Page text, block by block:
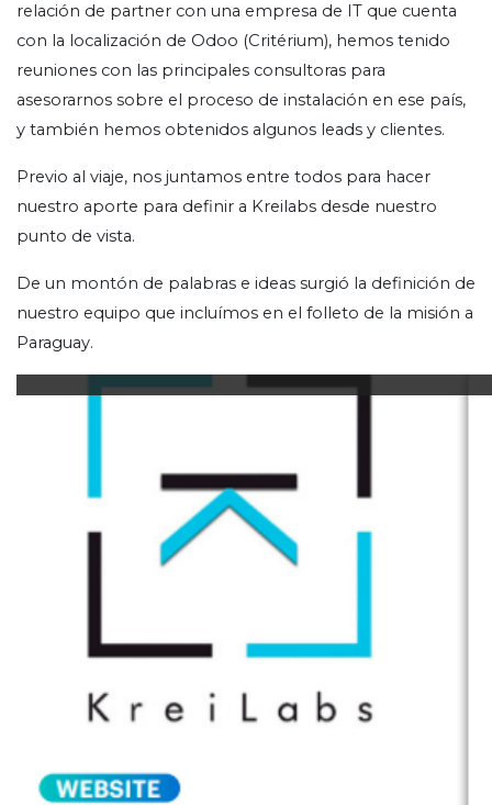
relación de partner con una empresa de IT que cuenta
con la localización de Odoo (Critérium), hemos tenido
reuniones con las principales consultoras para
asesorarnos sobre el proceso de instalación en ese país,
y también hemos obtenidos algunos leads y clientes.
Previo al viaje, nos juntamos entre todos para hacer
nuestro aporte para definir a Kreilabs desde nuestro
punto de vista.
De un montón de palabras e ideas surgió la definición de
nuestro equipo que incluímos en el folleto de la misión a
Paraguay.